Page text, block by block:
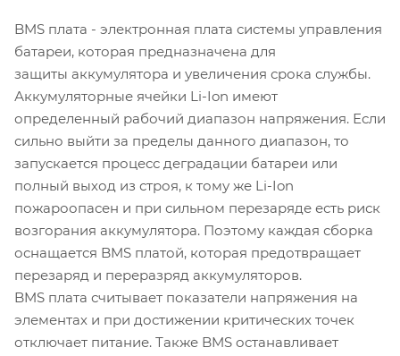
BMS плата - электронная плата системы управления
батареи, которая предназначена для
защиты аккумулятора и увеличения срока службы.
Аккумуляторные ячейки Li-Ion имеют
определенный рабочий диапазон напряжения. Если
сильно выйти за пределы данного диапазон, то
запускается процесс деградации батареи или
полный выход из строя, к тому же Li-Ion
пожароопасен и при сильном перезаряде есть риск
возгорания аккумулятора. Поэтому каждая сборка
оснащается BMS платой, которая предотвращает
перезаряд и переразряд аккумуляторов.
BMS плата считывает показатели напряжения на
элементах и при достижении критических точек
отключает питание. Также BMS останавливает